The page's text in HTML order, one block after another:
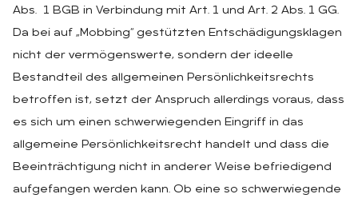
Abs. 1 BGB in Verbindung mit Art. 1 und Art. 2 Abs. 1 GG.
Da bei auf „Mobbing“ gestützten Entschädigungsklagen
nicht der vermögenswerte, sondern der ideelle
Bestandteil des allgemeinen Persönlichkeitsrechts
betroffen ist, setzt der Anspruch allerdings voraus, dass
es sich um einen schwerwiegenden Eingriff in das
allgemeine Persönlichkeitsrecht handelt und dass die
Beeinträchtigung nicht in anderer Weise befriedigend
aufgefangen werden kann. Ob eine so schwerwiegende